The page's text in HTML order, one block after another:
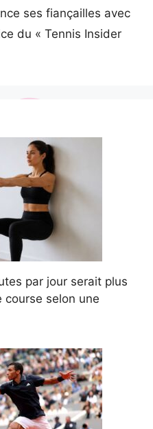
ses fiançailles avec
du « Tennis Insider
par jour serait plus
course selon une